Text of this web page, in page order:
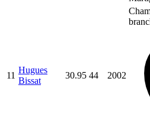
11
Hugues
Bissat
30.95 44 2002